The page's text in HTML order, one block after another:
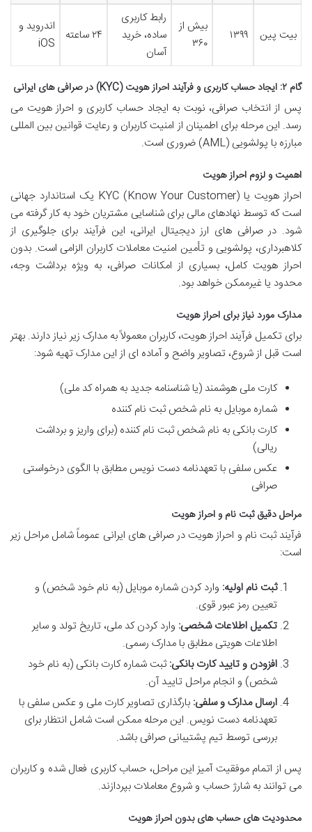
بیت پین ۱۳۹۹
بیش از
۳۶۰
رابط کاربری
ساده، خرید
آسان
۲۴ ساعته
اندروید و
iOS
گام ۲: ایجاد حساب کاربری و فرآیند احراز هویت (KYC) در صرافی های ایرانی
پس از انتخاب صرافی، نوبت به ایجاد حساب کاربری و احراز هویت می
رسد. این مرحله برای اطمینان از امنیت کاربران و رعایت قوانین بین المللی
مبارزه با پولشویی (AML) ضروری است.
اهمیت و لزوم احراز هویت
احراز هویت یا KYC (Know Your Customer) یک استاندارد جهانی
است که توسط نهادهای مالی برای شناسایی مشتریان خود به کار گرفته می
شود. در صرافی های ارز دیجیتال ایرانی، این فرآیند برای جلوگیری از
کلاهبرداری، پولشویی و تأمین امنیت معاملات کاربران الزامی است. بدون
احراز هویت کامل، بسیاری از امکانات صرافی، به ویژه برداشت وجه،
محدود یا غیرممکن خواهد بود.
مدارک مورد نیاز برای احراز هویت
برای تکمیل فرآیند احراز هویت، کاربران معمولاً به مدارک زیر نیاز دارند. بهتر
است قبل از شروع، تصاویر واضح و آماده ای از این مدارک تهیه شود:
کارت ملی هوشمند (یا شناسنامه جدید به همراه کد ملی)
شماره موبایل به نام شخص ثبت نام کننده
کارت بانکی به نام شخص ثبت نام کننده (برای واریز و برداشت
ریالی)
عکس سلفی با تعهدنامه دست نویس مطابق با الگوی درخواستی
صرافی
مراحل دقیق ثبت نام و احراز هویت
فرآیند ثبت نام و احراز هویت در صرافی های ایرانی عموماً شامل مراحل زیر
است:
ثبت نام اولیه: وارد کردن شماره موبایل (به نام خود شخص) و
تعیین رمز عبور قوی.
تکمیل اطلاعات شخصی: وارد کردن کد ملی، تاریخ تولد و سایر
اطلاعات هویتی مطابق با مدارک رسمی.
افزودن و تایید کارت بانکی:ثبت شماره کارت بانکی (به نام خود
شخص) و انجام مراحل تایید آن.
ارسال مدارک و سلفی: بارگذاری تصاویر کارت ملی و عکس سلفی با
تعهدنامه دست نویس. این مرحله ممکن است شامل انتظار برای
بررسی توسط تیم پشتیبانی صرافی باشد.
پس از اتمام موفقیت آمیز این مراحل، حساب کاربری فعال شده و کاربران
می توانند به شارژ حساب و شروع معاملات بپردازند.
محدودیت های حساب های بدون احراز هویت